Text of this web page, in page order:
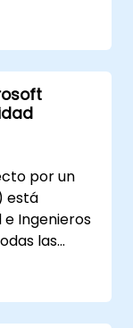
por un
está
Ingenieros
las
sus